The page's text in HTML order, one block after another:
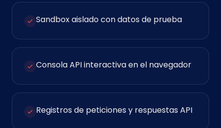
Sandbox aislado con datos de prueba
Consola API interactiva en el navegador
Registros de peticiones y respuestas API